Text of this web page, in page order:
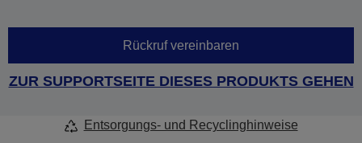
Rückruf vereinbaren
ZUR SUPPORTSEITE DIESES PRODUKTS GEHEN
Entsorgungs- und Recyclinghinweise